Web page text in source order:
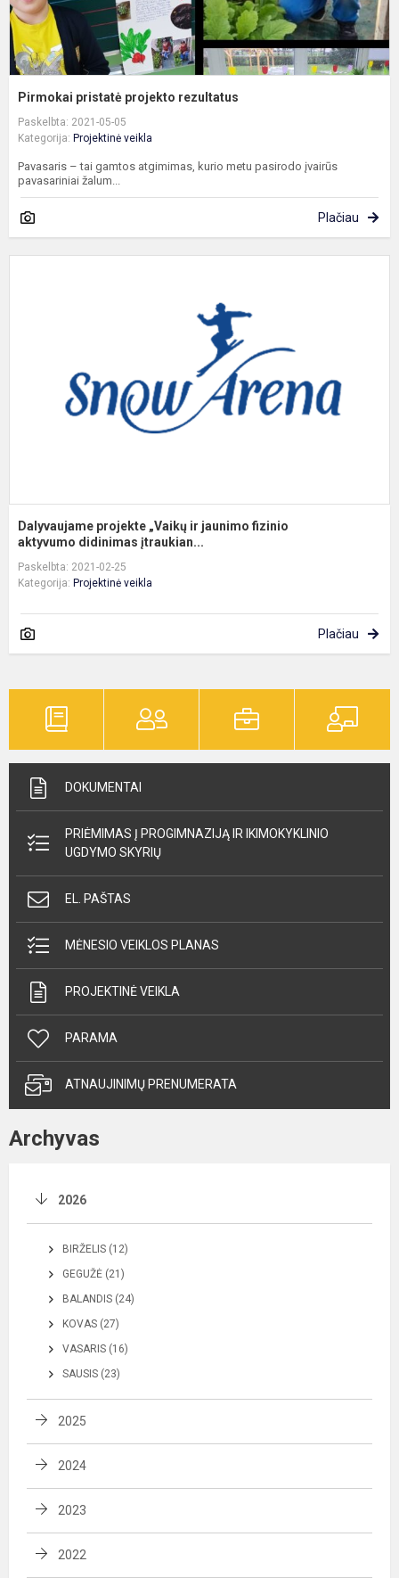
Pirmokai pristatė projekto rezultatus
Paskelbta: 2021-05-05
Kategorija: Projektinė veikla
Pavasaris – tai gamtos atgimimas, kurio metu pasirodo įvairūs
pavasariniai žalum...
Plačiau
Dalyvaujame projekte „Vaikų ir jaunimo fizinio
aktyvumo didinimas įtraukian...
Paskelbta: 2021-02-25
Kategorija: Projektinė veikla
Plačiau
DOKUMENTAI
PRIĖMIMAS Į PROGIMNAZIJĄ IR IKIMOKYKLINIO
UGDYMO SKYRIŲ
EL. PAŠTAS
MĖNESIO VEIKLOS PLANAS
PROJEKTINĖ VEIKLA
PARAMA
ATNAUJINIMŲ PRENUMERATA
Archyvas
2026
BIRŽELIS (12)
GEGUŽĖ (21)
BALANDIS (24)
KOVAS (27)
VASARIS (16)
SAUSIS (23)
2025
2024
2023
2022